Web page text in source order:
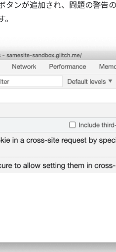
タンが追加され、問題の警告